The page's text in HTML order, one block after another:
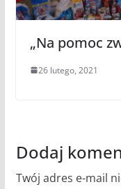
„Na pomoc
26 lutego, 2021
Dodaj
Twój adres e-mail